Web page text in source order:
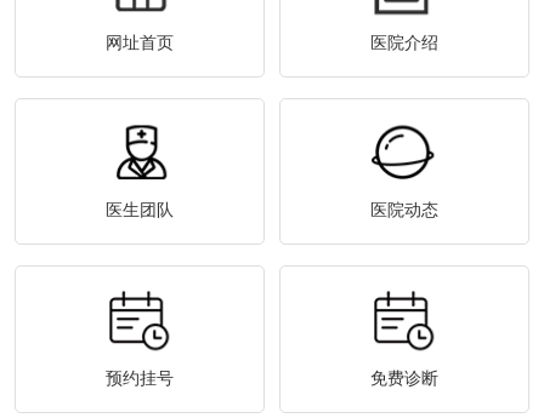
网址首页 医院介绍
医生团队 医院动态
预约挂号 免费诊断